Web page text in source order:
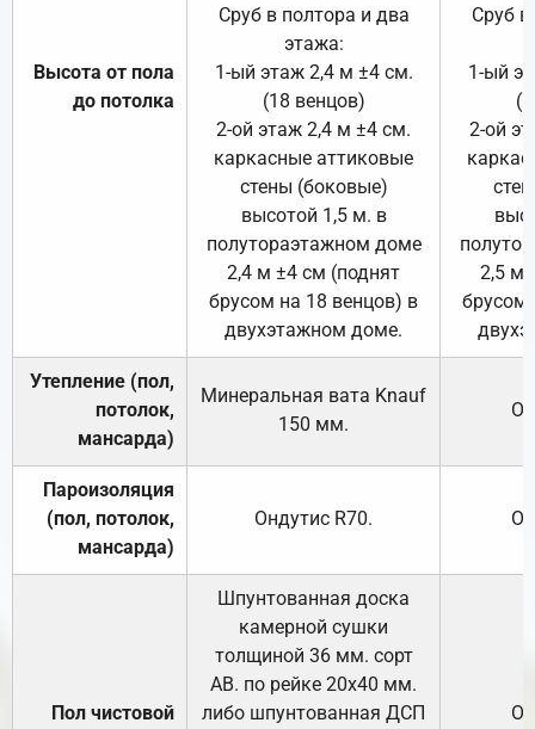
Высота от пола
до потолка
Сруб в полтора и два
этажа:
1-ый этаж 2,4 м ±4 см.
(18 венцов)
2-ой этаж 2,4 м ±4 см.
каркасные аттиковые
стены (боковые)
высотой 1,5 м. в
полутораэтажном доме
2,4 м ±4 см (поднят
брусом на 18 венцов) в
двухэтажном доме.
Сруб
1-ый
2-ой
2,5 м
брусом
Утепление (пол,
потолок,
мансарда)
Минеральная вата Knauf
150 мм.
Пароизоляция
(пол, потолок,
мансарда)
Ондутис R70.
Пол чистовой
Шпунтованная доска
камерной сушки
толщиной 36 мм. сорт
АВ. по рейке 20х40 мм.
либо шпунтованная ДСП